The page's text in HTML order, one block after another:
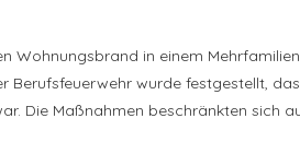
Wohnungsbrand in einem
Berufsfeuerwehr wurde festgestellt,
Die Maßnahmen beschränkten sich